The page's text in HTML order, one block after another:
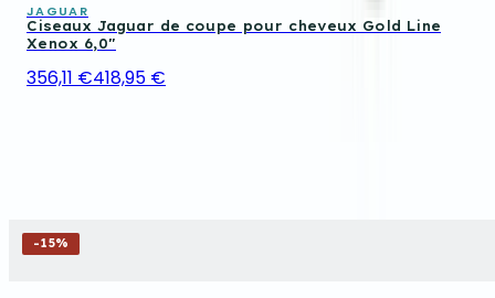
JAGUAR
Ciseaux Jaguar de coupe pour cheveux Gold Line
Xenox 6,0"
356,11 €418,95 €
-15%